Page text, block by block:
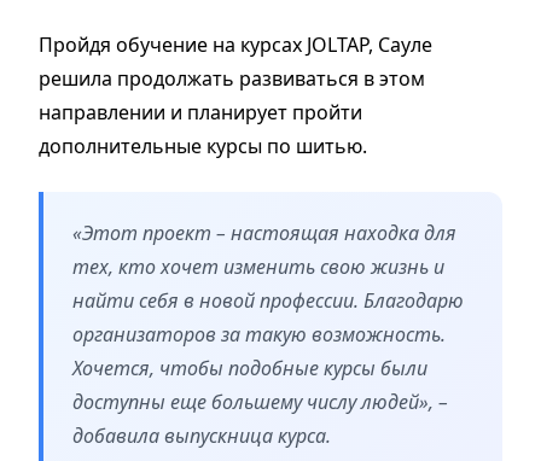
Пройдя обучение на курсах JOLTAP, Сауле
решила продолжать развиваться в этом
направлении и планирует пройти
дополнительные курсы по шитью.
«Этот проект – настоящая находка для
тех, кто хочет изменить свою жизнь и
найти себя в новой профессии. Благодарю
организаторов за такую возможность.
Хочется, чтобы подобные курсы были
доступны еще большему числу людей», –
добавила выпускница курса.